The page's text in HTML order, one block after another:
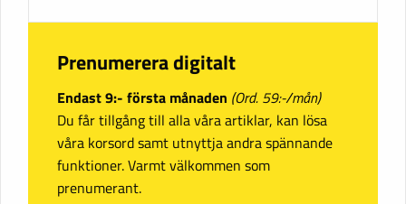
Prenumerera digitalt
Endast 9:- första månaden (Ord. 59:-/mån)
Du får tillgång till alla våra artiklar, kan lösa
våra korsord samt utnyttja andra spännande
funktioner. Varmt välkommen som
prenumerant.